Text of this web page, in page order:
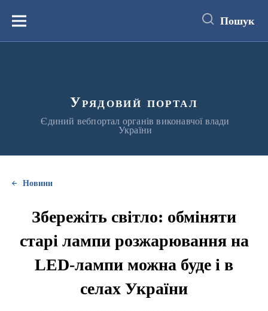
вмістуМеню Пошук
Урядовий портал
Єдиний вебпортал органів виконавчої влади
України
Новини
Збережіть світло: обміняти
старі лампи розжарювання на
LED-лампи можна буде і в
селах України